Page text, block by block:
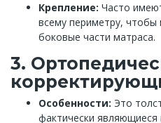
Крепление: Часто
всему периметру,
боковые части матраса.
3.
Особенности: Это
фактически